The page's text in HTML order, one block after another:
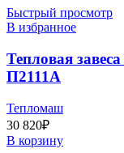
Быстрый просмотр
В избранное
Тепловая
П2111А
Тепломаш
30 820₽
В корзину